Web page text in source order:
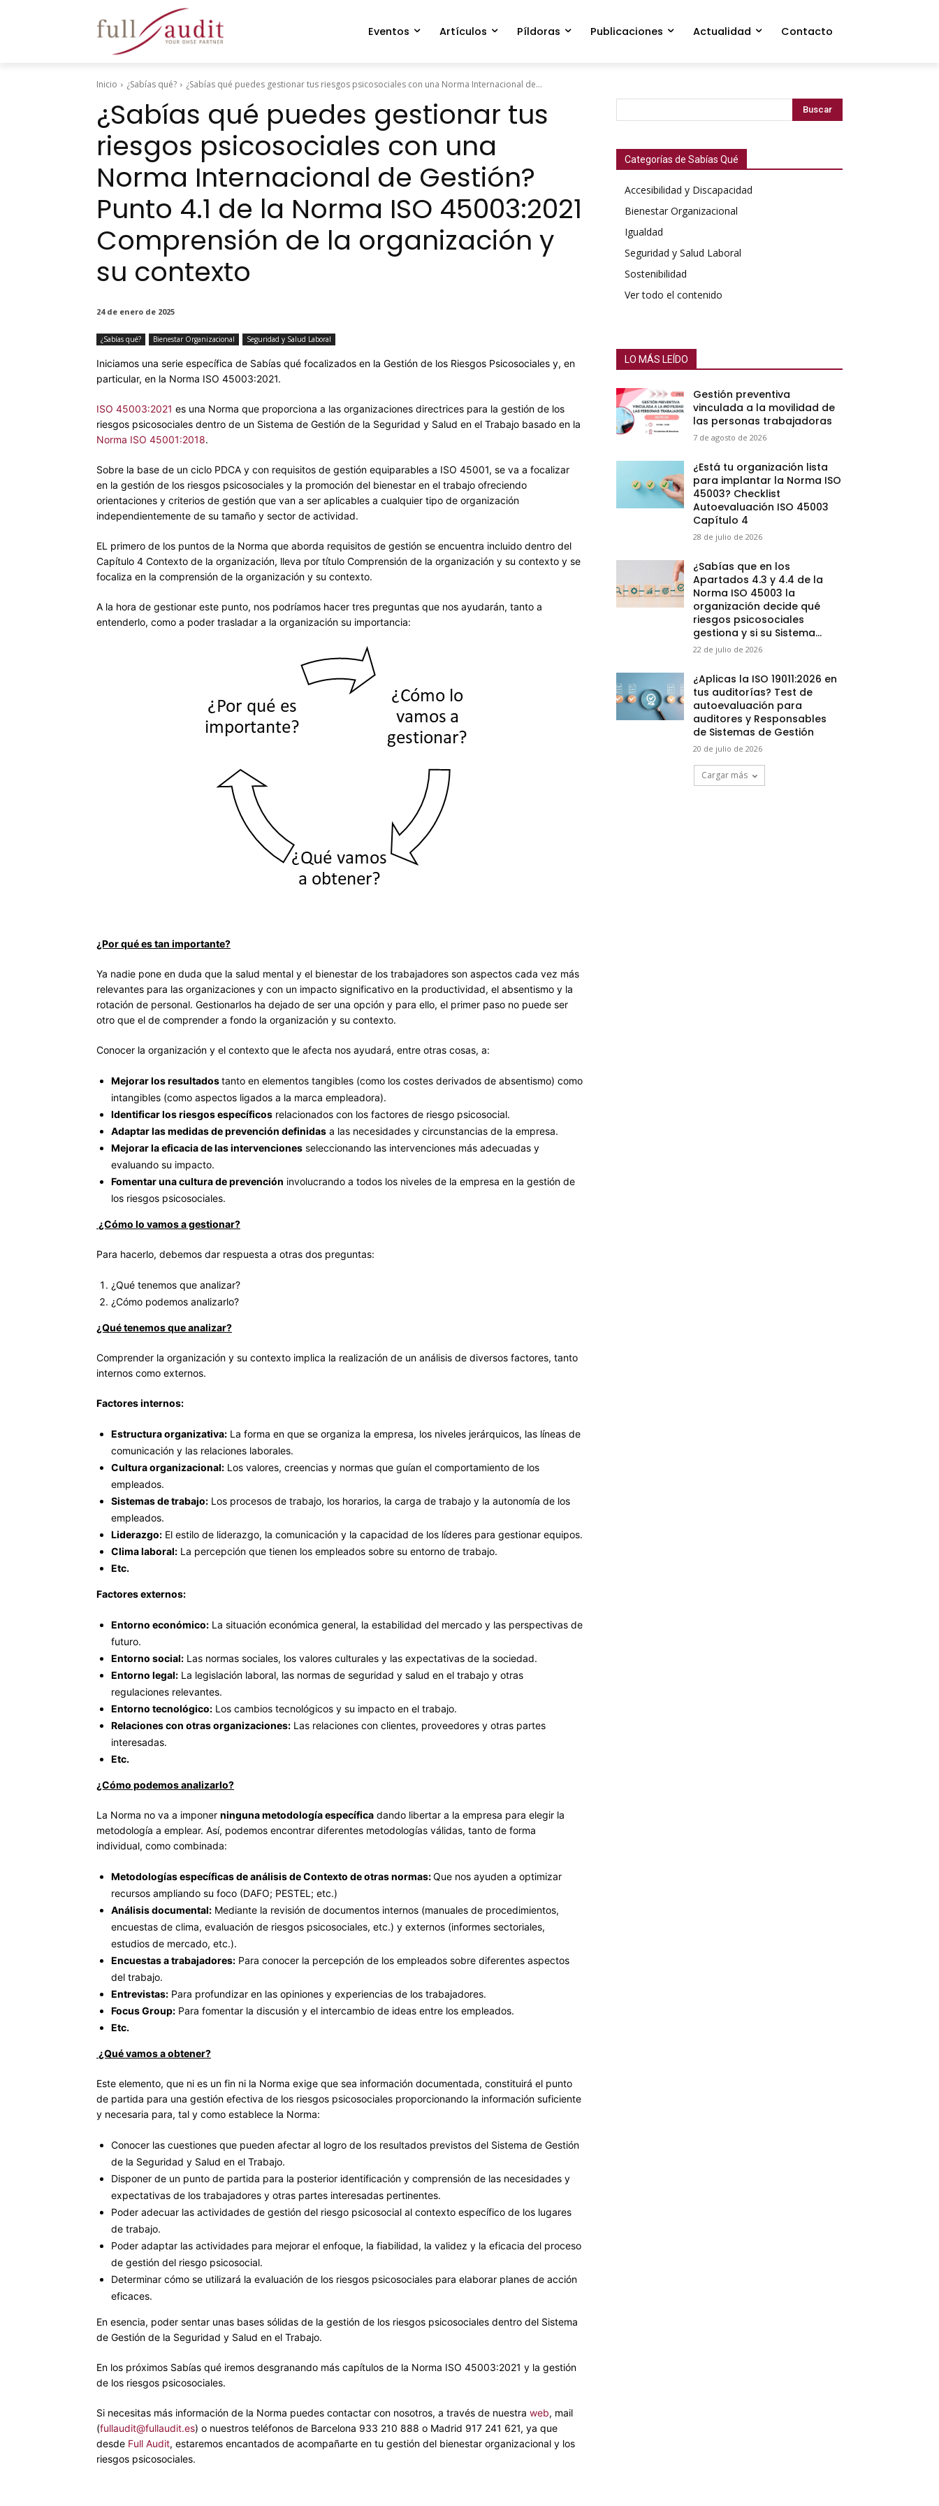
Eventos Artículos Píldoras Publicaciones Actualidad Contacto
Inicio ¿Sabías qué? ¿Sabías qué puedes gestionar tus riesgos psicosociales con una Norma Internacional de...
¿Sabías qué puedes gestionar tus
riesgos psicosociales con una
Norma Internacional de Gestión?
Punto 4.1 de la Norma ISO 45003:2021
Comprensión de la organización y
su contexto
24 de enero de 2025
¿Sabías qué? Bienestar Organizacional Seguridad y Salud Laboral
Iniciamos una serie específica de Sabías qué focalizados en la Gestión de los Riesgos Psicosociales y, en
particular, en la Norma ISO 45003:2021.
ISO 45003:2021 es una Norma que proporciona a las organizaciones directrices para la gestión de los
riesgos psicosociales dentro de un Sistema de Gestión de la Seguridad y Salud en el Trabajo basado en la
Norma ISO 45001:2018.
Sobre la base de un ciclo PDCA y con requisitos de gestión equiparables a ISO 45001, se va a focalizar
en la gestión de los riesgos psicosociales y la promoción del bienestar en el trabajo ofreciendo
orientaciones y criterios de gestión que van a ser aplicables a cualquier tipo de organización
independientemente de su tamaño y sector de actividad.
EL primero de los puntos de la Norma que aborda requisitos de gestión se encuentra incluido dentro del
Capítulo 4 Contexto de la organización, lleva por título Comprensión de la organización y su contexto y se
focaliza en la comprensión de la organización y su contexto.
A la hora de gestionar este punto, nos podríamos hacer tres preguntas que nos ayudarán, tanto a
entenderlo, como a poder trasladar a la organización su importancia:
¿Por qué es tan importante?
Ya nadie pone en duda que la salud mental y el bienestar de los trabajadores son aspectos cada vez más
relevantes para las organizaciones y con un impacto significativo en la productividad, el absentismo y la
rotación de personal. Gestionarlos ha dejado de ser una opción y para ello, el primer paso no puede ser
otro que el de comprender a fondo la organización y su contexto.
Conocer la organización y el contexto que le afecta nos ayudará, entre otras cosas, a:
Mejorar los resultadostanto en elementos tangibles (como los costes derivados de absentismo) como
intangibles (como aspectos ligados a la marca empleadora).
Identificar los riesgos específicos relacionados con los factores de riesgo psicosocial.
Adaptar las medidas de prevención definidas a las necesidades y circunstancias de la empresa.
Mejorar la eficacia de las intervenciones seleccionando las intervenciones más adecuadas y
evaluando su impacto.
Fomentar una cultura de prevención involucrando a todos los niveles de la empresa en la gestión de
los riesgos psicosociales.
¿Cómo lo vamos a gestionar?
Para hacerlo, debemos dar respuesta a otras dos preguntas:
¿Qué tenemos que analizar?
¿Cómo podemos analizarlo?
¿Qué tenemos que analizar?
Comprender la organización y su contexto implica la realización de un análisis de diversos factores, tanto
internos como externos.
Factores internos:
Estructura organizativa: La forma en que se organiza la empresa, los niveles jerárquicos, las líneas de
comunicación y las relaciones laborales.
Cultura organizacional: Los valores, creencias y normas que guían el comportamiento de los
empleados.
Sistemas de trabajo: Los procesos de trabajo, los horarios, la carga de trabajo y la autonomía de los
empleados.
Liderazgo: El estilo de liderazgo, la comunicación y la capacidad de los líderes para gestionar equipos.
Clima laboral: La percepción que tienen los empleados sobre su entorno de trabajo.
Etc.
Factores externos:
Entorno económico: La situación económica general, la estabilidad del mercado y las perspectivas de
futuro.
Entorno social: Las normas sociales, los valores culturales y las expectativas de la sociedad.
Entorno legal: La legislación laboral, las normas de seguridad y salud en el trabajo y otras
regulaciones relevantes.
Entorno tecnológico: Los cambios tecnológicos y su impacto en el trabajo.
Relaciones con otras organizaciones: Las relaciones con clientes, proveedores y otras partes
interesadas.
Etc.
¿Cómo podemos analizarlo?
La Norma no va a imponer ninguna metodología específica dando libertar a la empresa para elegir la
metodología a emplear. Así, podemos encontrar diferentes metodologías válidas, tanto de forma
individual, como combinada:
Metodologías específicas de análisis de Contexto de otras normas:Que nos ayuden a optimizar
recursos ampliando su foco (DAFO; PESTEL; etc.)
Análisis documental: Mediante la revisión de documentos internos (manuales de procedimientos,
encuestas de clima, evaluación de riesgos psicosociales, etc.) y externos (informes sectoriales,
estudios de mercado, etc.).
Encuestas a trabajadores: Para conocer la percepción de los empleados sobre diferentes aspectos
del trabajo.
Entrevistas: Para profundizar en las opiniones y experiencias de los trabajadores.
Focus Group: Para fomentar la discusión y el intercambio de ideas entre los empleados.
Etc.
¿Qué vamos a obtener?
Este elemento, que ni es un fin ni la Norma exige que sea información documentada, constituirá el punto
de partida para una gestión efectiva de los riesgos psicosociales proporcionando la información suficiente
y necesaria para, tal y como establece la Norma:
Conocer las cuestiones que pueden afectar al logro de los resultados previstos del Sistema de Gestión
de la Seguridad y Salud en el Trabajo.
Disponer de un punto de partida para la posterior identificación y comprensión de las necesidades y
expectativas de los trabajadores y otras partes interesadas pertinentes.
Poder adecuar las actividades de gestión del riesgo psicosocial al contexto específico de los lugares
de trabajo.
Poder adaptar las actividades para mejorar el enfoque, la fiabilidad, la validez y la eficacia del proceso
de gestión del riesgo psicosocial.
Determinar cómo se utilizará la evaluación de los riesgos psicosociales para elaborar planes de acción
eficaces.
En esencia, poder sentar unas bases sólidas de la gestión de los riesgos psicosociales dentro del Sistema
de Gestión de la Seguridad y Salud en el Trabajo.
En los próximos Sabías qué iremos desgranando más capítulos de la Norma ISO 45003:2021 y la gestión
de los riesgos psicosociales.
Si necesitas más información de la Norma puedes contactar con nosotros, a través de nuestra web, mail
(fullaudit@fullaudit.es) o nuestros teléfonos de Barcelona 933 210 888 o Madrid 917 241 621, ya que
desde Full Audit, estaremos encantados de acompañarte en tu gestión del bienestar organizacional y los
riesgos psicosociales.
Buscar
Categorías de Sabías Qué
Accesibilidad y Discapacidad
Bienestar Organizacional
Igualdad
Seguridad y Salud Laboral
Sostenibilidad
Ver todo el contenido
LO MÁS LEÍDO
Gestión preventiva
vinculada a la movilidad de
las personas trabajadoras
7 de agosto de 2026
¿Está tu organización lista
para implantar la Norma ISO
45003? Checklist
Autoevaluación ISO 45003
Capítulo 4
28 de julio de 2026
¿Sabías que en los
Apartados 4.3 y 4.4 de la
Norma ISO 45003 la
organización decide qué
riesgos psicosociales
gestiona y si su Sistema...
22 de julio de 2026
¿Aplicas la ISO 19011:2026 en
tus auditorías? Test de
autoevaluación para
auditores y Responsables
de Sistemas de Gestión
20 de julio de 2026
Cargar más